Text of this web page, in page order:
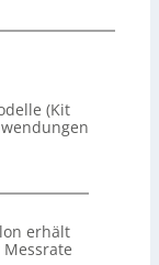
(Kit
erhält